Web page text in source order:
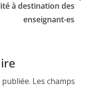
à destination des
enseignant-es
Les champs